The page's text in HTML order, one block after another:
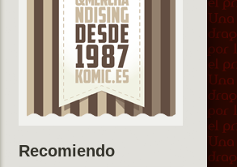
Recomiendo